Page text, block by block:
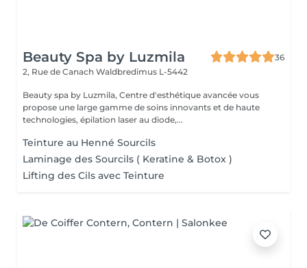
Beauty Spa by Luzmila
36
2, Rue de Canach Waldbredimus L-5442
Beauty spa by Luzmila, Centre d'esthétique avancée vous
propose une large gamme de soins innovants et de haute
technologies, épilation laser au diode,...
Teinture au Henné Sourcils
Laminage des Sourcils ( Keratine & Botox )
Lifting des Cils avec Teinture